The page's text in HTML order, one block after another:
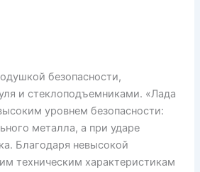
безопасности,
и стеклоподъемниками. «Лада
уровнем безопасности:
металла, а при ударе
Благодаря невысокой
техническим характеристикам